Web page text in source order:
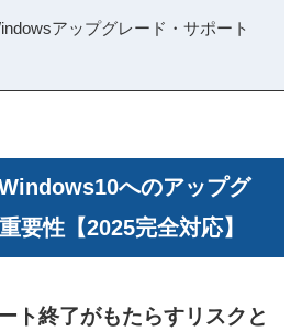
アップグレード・サポート
へのアップグ
要性【2025完全対応】
ト終了がもたらすリスクと